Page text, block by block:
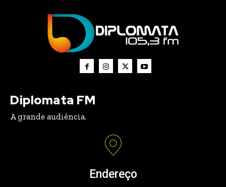
Diplomata FM
A grande audiência.
Endereço